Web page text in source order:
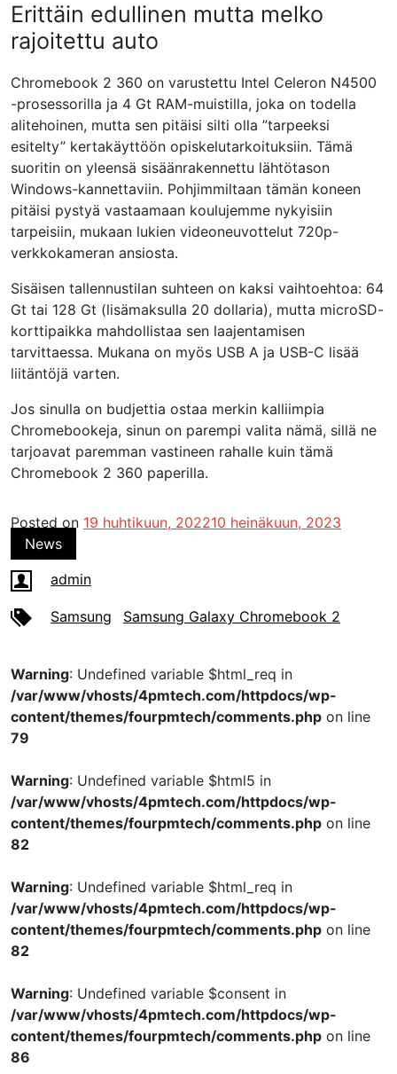
Erittäin edullinen mutta melko
rajoitettu auto
Chromebook 2 360 on varustettu Intel Celeron N4500
-prosessorilla ja 4 Gt RAM-muistilla, joka on todella
alitehoinen, mutta sen pitäisi silti olla ”tarpeeksi
esitelty” kertakäyttöön opiskelutarkoituksiin. Tämä
suoritin on yleensä sisäänrakennettu lähtötason
Windows-kannettaviin. Pohjimmiltaan tämän koneen
pitäisi pystyä vastaamaan koulujemme nykyisiin
tarpeisiin, mukaan lukien videoneuvottelut 720p-
verkkokameran ansiosta.
Sisäisen tallennustilan suhteen on kaksi vaihtoehtoa: 64
Gt tai 128 Gt (lisämaksulla 20 dollaria), mutta microSD-
korttipaikka mahdollistaa sen laajentamisen
tarvittaessa. Mukana on myös USB A ja USB-C lisää
liitäntöjä varten.
Jos sinulla on budjettia ostaa merkin kalliimpia
Chromebookeja, sinun on parempi valita nämä, sillä ne
tarjoavat paremman vastineen rahalle kuin tämä
Chromebook 2 360 paperilla.
Posted on 19 huhtikuun, 202210 heinäkuun, 2023
News
admin
Samsung Samsung Galaxy Chromebook 2
Warning: Undefined variable $html_req in
/var/www/vhosts/4pmtech.com/httpdocs/wp-
content/themes/fourpmtech/comments.php on line
79
Warning: Undefined variable $html5 in
/var/www/vhosts/4pmtech.com/httpdocs/wp-
content/themes/fourpmtech/comments.php on line
82
Warning: Undefined variable $html_req in
/var/www/vhosts/4pmtech.com/httpdocs/wp-
content/themes/fourpmtech/comments.php on line
82
Warning: Undefined variable $consent in
/var/www/vhosts/4pmtech.com/httpdocs/wp-
content/themes/fourpmtech/comments.php on line
86